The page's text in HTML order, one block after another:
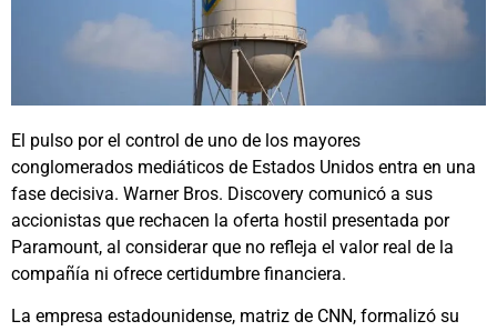
El pulso por el control de uno de los mayores
conglomerados mediáticos de Estados Unidos entra en una
fase decisiva. Warner Bros. Discovery comunicó a sus
accionistas que rechacen la oferta hostil presentada por
Paramount, al considerar que no refleja el valor real de la
compañía ni ofrece certidumbre financiera.
La empresa estadounidense, matriz de CNN, formalizó su